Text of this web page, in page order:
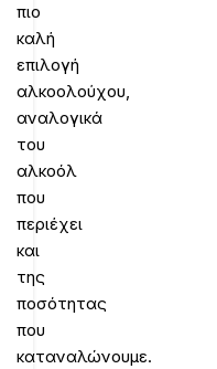
πιο
καλή
επιλογή
αλκοολούχου,
αναλογικά
του
αλκοόλ
που
περιέχει
και
της
ποσότητας
που
καταναλώνουμε.